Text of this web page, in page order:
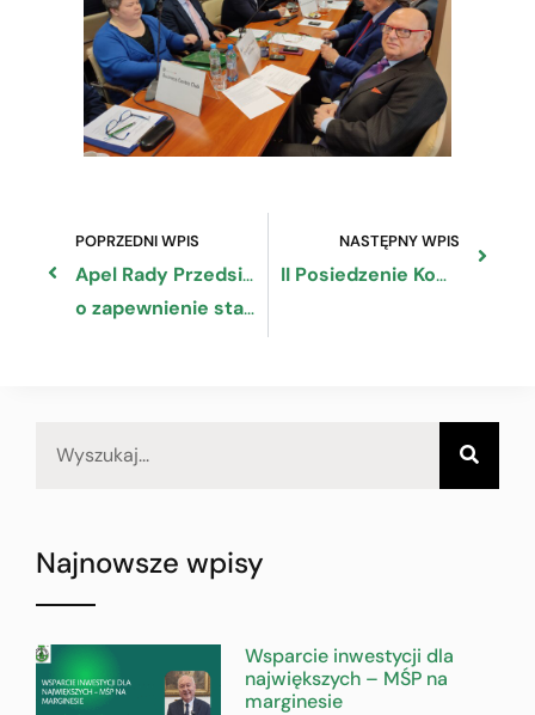
POPRZEDNI WPIS
Apel Rady Przedsiębiorczości do Rady Ministrów
o zapewnienie stabilnego finansowania systemu ochrony zdrowia
NASTĘPNY WPIS
II Posiedzenie Komitetu Umowy Partnerstwa na lata 2021-2027
Najnowsze wpisy
Wsparcie inwestycji dla
największych – MŚP na
marginesie